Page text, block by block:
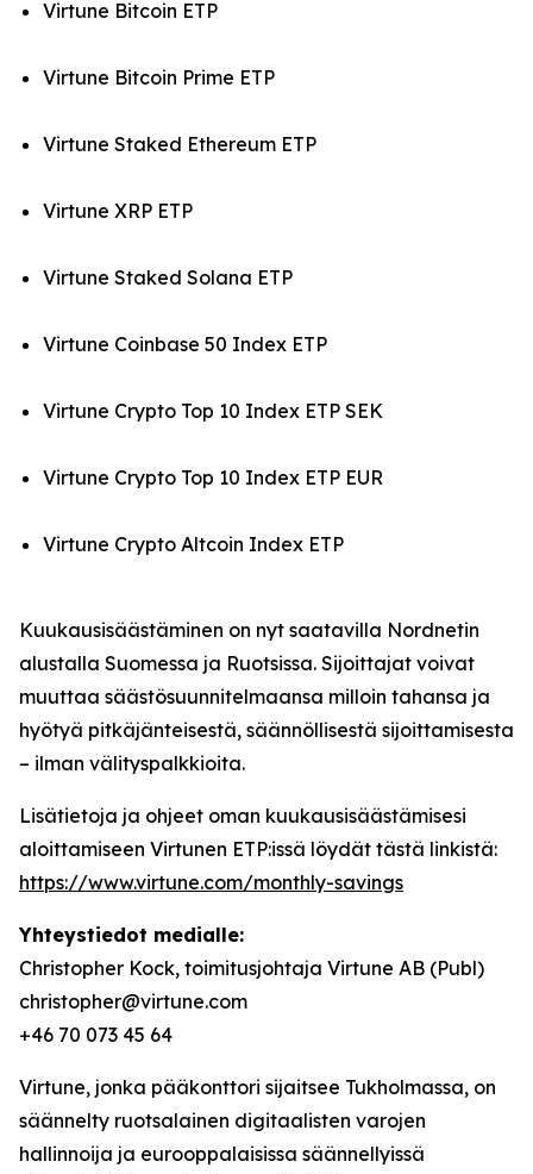
Virtune Bitcoin ETP
Virtune Bitcoin Prime ETP
Virtune Staked Ethereum ETP
Virtune XRP ETP
Virtune Staked Solana ETP
Virtune Coinbase 50 Index ETP
Virtune Crypto Top 10 Index ETP SEK
Virtune Crypto Top 10 Index ETP EUR
Virtune Crypto Altcoin Index ETP
Kuukausisäästäminen on nyt saatavilla Nordnetin
alustalla Suomessa ja Ruotsissa. Sijoittajat voivat
muuttaa säästösuunnitelmaansa milloin tahansa ja
hyötyä pitkäjänteisestä, säännöllisestä sijoittamisesta
– ilman välityspalkkioita.
Lisätietoja ja ohjeet oman kuukausisäästämisesi
aloittamiseen Virtunen ETP:issä löydät tästä linkistä:
https://www.virtune.com/monthly-savings
Yhteystiedot medialle:
Christopher Kock, toimitusjohtaja Virtune AB (Publ)
christopher@virtune.com
+46 70 073 45 64
Virtune, jonka pääkonttori sijaitsee Tukholmassa, on
säännelty ruotsalainen digitaalisten varojen
hallinnoija ja eurooppalaisissa säännellyissä